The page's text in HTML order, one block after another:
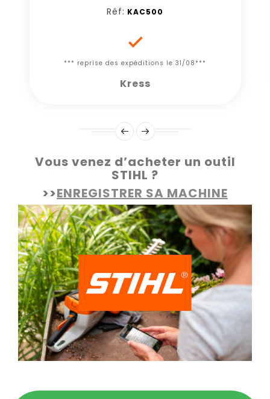
Réf: KAC500

*** reprise des expéditions le 31/08***
Kress
Vous venez d’acheter un outil
STIHL ?
>>ENREGISTRER SA MACHINE